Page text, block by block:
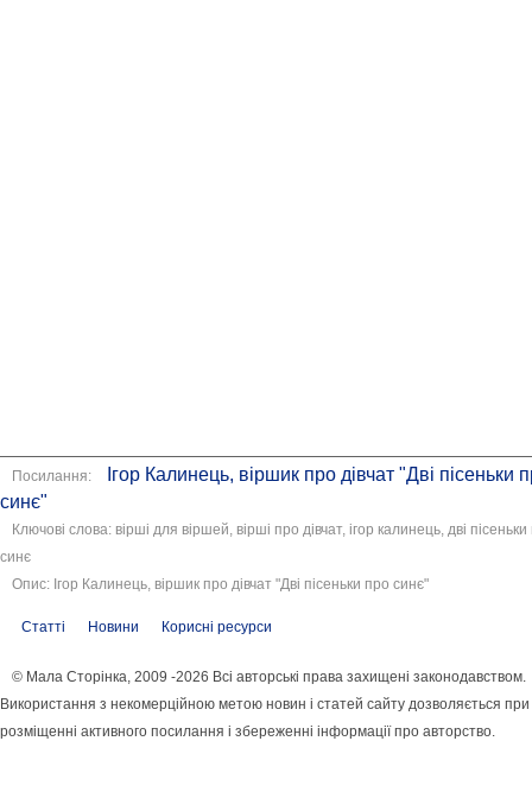
Посилання:
Ігор Калинець, віршик про дівчат "Дві пісеньки
синє"
Ключові слова: вірші для віршей, вірші про дівчат, ігор калинець, дві
синє
Опис: Ігор Калинець, віршик про дівчат "Дві пісеньки про синє"
Статті Новини Корисні ресурси
© Мала Сторінка, 2009 -2026 Всі авторські права захищені законодавством.
Використання з некомерційною метою новин і статей сайту дозволяється при
розміщенні активного посилання і збереженні інформації про авторство.